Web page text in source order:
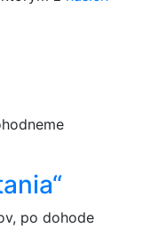
po dohode